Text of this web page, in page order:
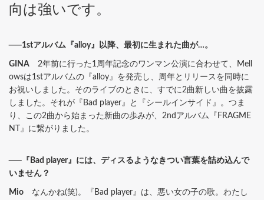
向は強いです。
──1stアルバム『alloy』以降、最初に生まれた曲が…。
GINA 2年前に行った1周年記念のワンマン公演に合わせて、Mell
owsは1stアルバムの『alloy』を発売し、周年とリリースを同時に
お祝いしました。そのライブのときに、すでに2曲新しい曲を披露
しました。それが『Bad player』と『シールインサイド』。つま
り、この2曲から始まった新曲の歩みが、2ndアルバム『FRAGME
NT』に繋がりました。
──『Bad player』には、ディスるようなきつい言葉を詰め込んで
いません？
Mio なんかね(笑)。『Bad player』は、悪い女の子の歌。わたし